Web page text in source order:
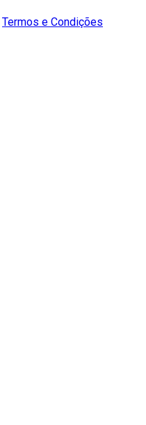
Termos e Condições